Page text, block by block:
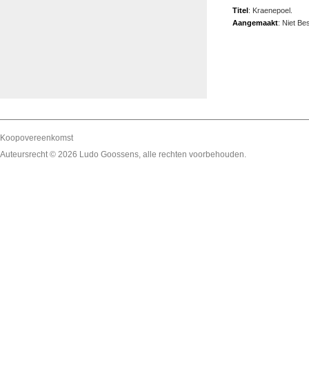
Titel: Kraenepoel.
Aangemaakt: Niet
Koopovereenkomst
Auteursrecht © 2026 Ludo Goossens, alle rechten voorbehouden.